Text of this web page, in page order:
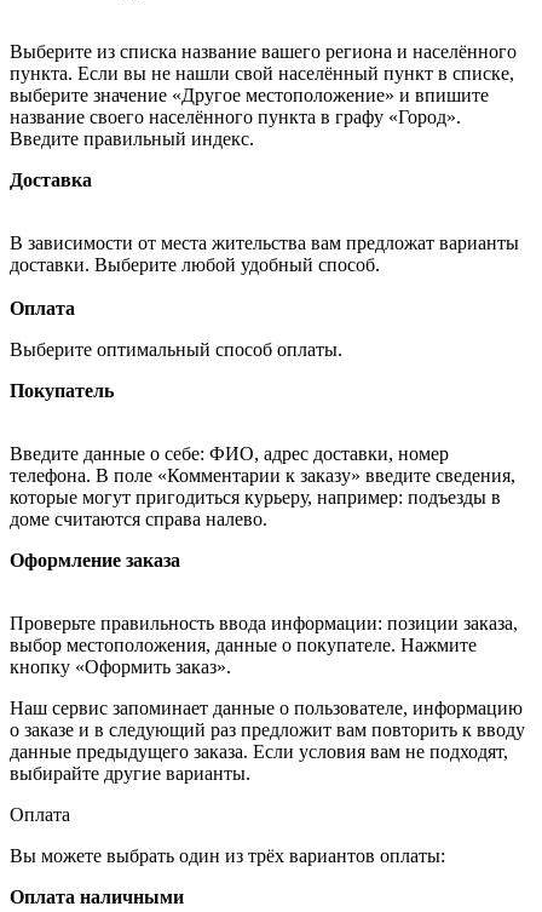
Выберите из списка название вашего региона и населённого
пункта. Если вы не нашли свой населённый пункт в списке,
выберите значение «Другое местоположение» и впишите
название своего населённого пункта в графу «Город».
Введите правильный индекс.
Доставка
В зависимости от места жительства вам предложат варианты
доставки. Выберите любой удобный способ.
Оплата
Выберите оптимальный способ оплаты.
Покупатель
Введите данные о себе: ФИО, адрес доставки, номер
телефона. В поле «Комментарии к заказу» введите сведения,
которые могут пригодиться курьеру, например: подъезды в
доме считаются справа налево.
Оформление заказа
Проверьте правильность ввода информации: позиции заказа,
выбор местоположения, данные о покупателе. Нажмите
кнопку «Оформить заказ».
Наш сервис запоминает данные о пользователе, информацию
о заказе и в следующий раз предложит вам повторить к вводу
данные предыдущего заказа. Если условия вам не подходят,
выбирайте другие варианты.
Оплата
Вы можете выбрать один из трёх вариантов оплаты:
Оплата наличными